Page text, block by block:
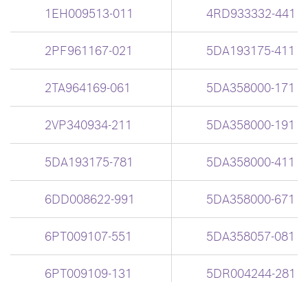
1EH009513-011 4RD933332-441
2PF961167-021 5DA193175-411
2TA964169-061 5DA358000-171
2VP340934-211 5DA358000-191
5DA193175-781 5DA358000-411
6DD008622-991 5DA358000-671
6PT009107-551 5DA358057-081
6PT009109-131 5DR004244-281